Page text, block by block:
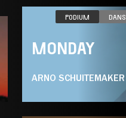
PODIUM DANS
MONDAY
ARNO SCHUITEMAKER
DO 05.11